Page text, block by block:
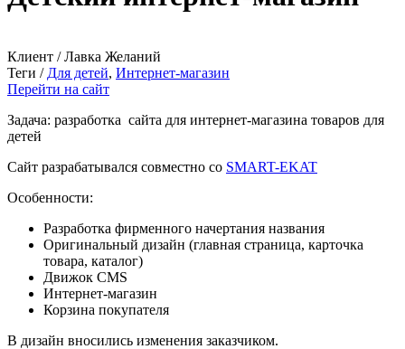
Клиент /Лавка Желаний
Теги / Для детей, Интернет-магазин
Перейти на сайт
Задача: разработка сайта для интернет-магазина товаров для
детей
Сайт разрабатывался совместно со SMART-EKAT
Особенности:
Разработка фирменного начертания названия
Оригинальный дизайн (главная страница, карточка
товара, каталог)
Движок CMS
Интернет-магазин
Корзина покупателя
В дизайн вносились изменения заказчиком.